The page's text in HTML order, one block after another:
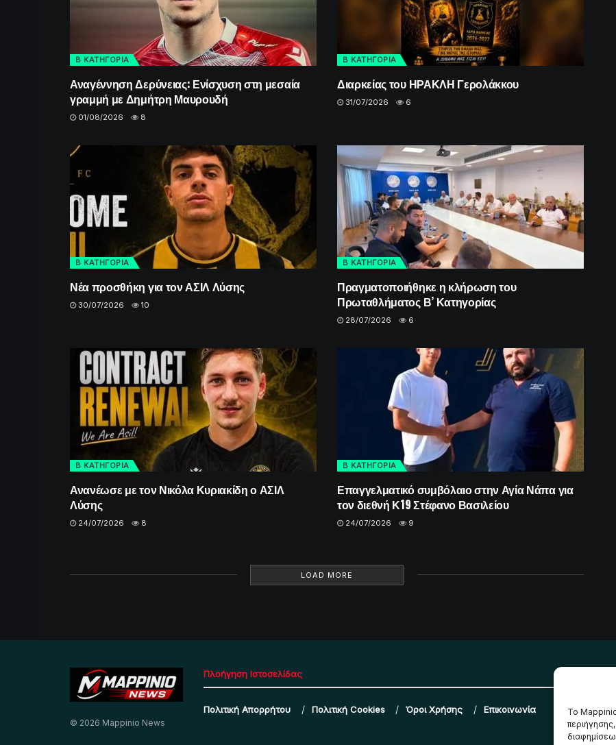
Το Mappinio
Β ΚΑΤΗΓΟΡΙΑ
Αναγέννηση Δερύνειας: Ενίσχυση στη μεσαία
γραμμή με Δημήτρη Μαυρουδή
01/08/2026 8
Β ΚΑΤΗΓΟΡΙΑ
Διαρκείας του ΗΡΑΚΛΗ Γερολάκκου
31/07/2026 6
Β ΚΑΤΗΓΟΡΙΑ
Νέα προσθήκη για τον ΑΣΙΛ Λύσης
30/07/2026 10
Β ΚΑΤΗΓΟΡΙΑ
Πραγματοποιήθηκε η κλήρωση του
Πρωταθλήματος Β’ Κατηγορίας
28/07/2026 6
Β ΚΑΤΗΓΟΡΙΑ
Ανανέωσε με τον Νικόλα Κυριακίδη ο ΑΣΙΛ
Λύσης
24/07/2026 8
Β ΚΑΤΗΓΟΡΙΑ
Επαγγελματικό συμβόλαιο στην Αγία Νάπα για
τον διεθνή Κ19 Στέφανο Βασιλείου
24/07/2026 9
LOAD MORE
© 2026 Mappinio News
Πλοήγηση Ιστοσελίδας
Πολιτική Απορρήτου Πολιτική Cookies Όροι Χρήσης Επικοινωνία